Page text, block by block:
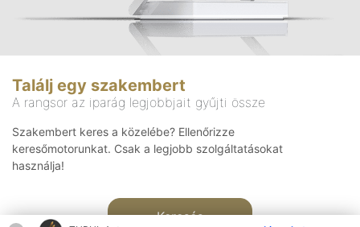
Találj egy szakembert
A rangsor az iparág legjobbjait gyűjti össze
Szakembert keres a közelébe? Ellenőrizze
keresőmotorunkat. Csak a legjobb szolgáltatásokat
használja!
Keresés